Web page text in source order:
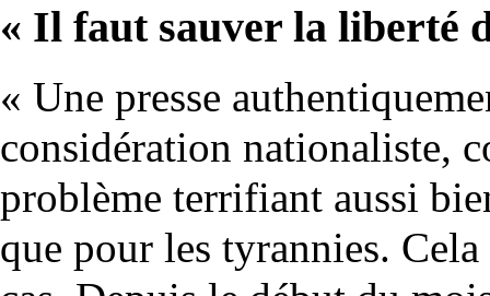
« Il faut sauver la liberté
« Une presse
considération nationaliste,
problème terrifiant aussi
que pour les tyrannies.